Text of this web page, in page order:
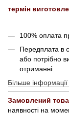
термін
100% оплата
Передплата в
або потрібно
отриманні.
Більше
Замовлений
наявності на